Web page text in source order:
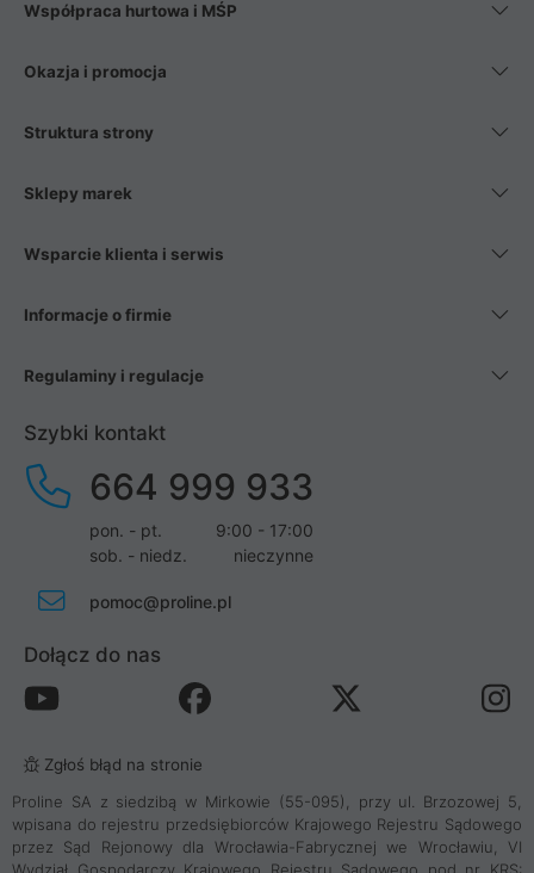
Współpraca hurtowa i MŚP
Okazja i promocja
Struktura strony
Sklepy marek
Wsparcie klienta i serwis
Informacje o firmie
Regulaminy i regulacje
Szybki kontakt
664 999 933
pon. - pt.
9:00 - 17:00
sob. - niedz.
nieczynne
pomoc@proline.pl
Dołącz do nas
Zgłoś błąd na stronie
Proline SA z siedzibą w Mirkowie (55-095), przy ul. Brzozowej 5,
wpisana do rejestru przedsiębiorców Krajowego Rejestru Sądowego
przez Sąd Rejonowy dla Wrocławia-Fabrycznej we Wrocławiu, VI